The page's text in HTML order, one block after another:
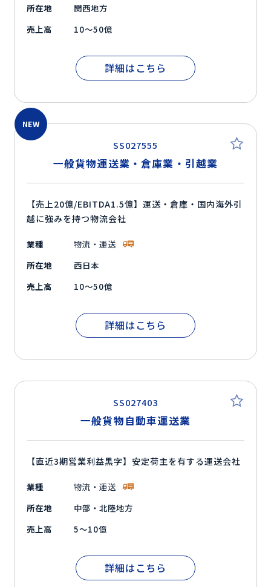
所在地
関西地方
売上高
10～50億
詳細はこちら
SS027555
NEW
一般貨物運送業・倉庫業・引越業
【売上20億/EBITDA1.5億】運送・倉庫・国内海外引
越に強みを持つ物流会社
業種
物流・運送
所在地
西日本
売上高
10～50億
詳細はこちら
SS027403
一般貨物自動車運送業
【直近3期営業利益黒字】安定荷主を有する運送会社
業種
物流・運送
所在地
中部・北陸地方
売上高
5～10億
詳細はこちら